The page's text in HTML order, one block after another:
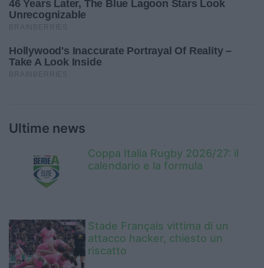
Ultime news
Coppa Italia Rugby 2026/27: il
calendario e la formula
Stade Français vittima di un
attacco hacker, chiesto un
riscatto